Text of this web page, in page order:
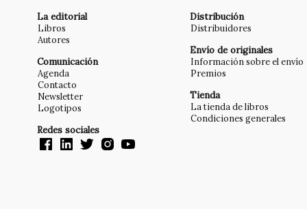
La editorial
Libros
Autores
Comunicación
Agenda
Contacto
Newsletter
Logotipos
Redes sociales
Distribución
Distribuidores
Envío de originales
Información sobre el envío
Premios
Tienda
La tienda de libros
Condiciones generales